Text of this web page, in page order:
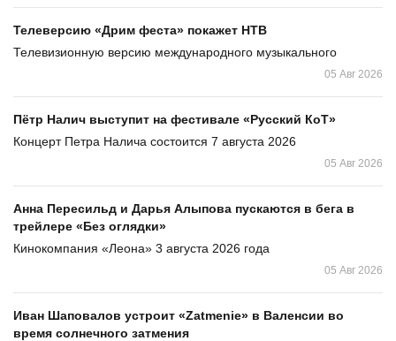
Телеверсию «Дрим феста» покажет НТВ
Телевизионную версию международного музыкального
05 Авг 2026
Пётр Налич выступит на фестивале «Русский КоТ»
Концерт Петра Налича состоится 7 августа 2026
05 Авг 2026
Анна Пересильд и Дарья Алыпова пускаются в бега в
трейлере «Без оглядки»
Кинокомпания «Леона» 3 августа 2026 года
05 Авг 2026
Иван Шаповалов устроит «Zatmenie» в Валенсии во
время солнечного затмения